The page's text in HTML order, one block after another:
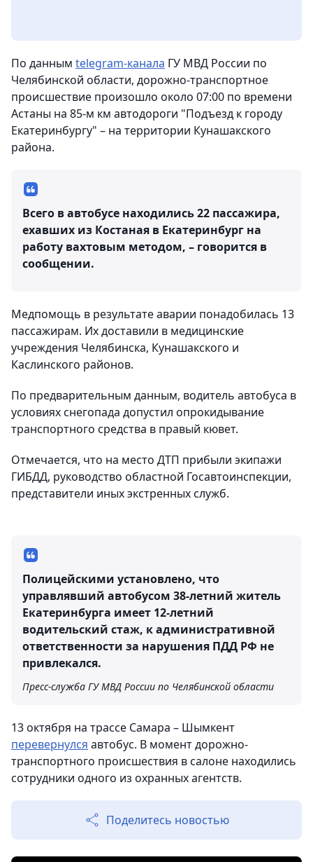
По данным telegram-канала ГУ МВД России по
Челябинской области, дорожно-транспортное
происшествие произошло около 07:00 по времени
Астаны на 85-м км автодороги "Подъезд к городу
Екатеринбургу" – на территории Кунашакского
района.
Всего в автобусе находились 22 пассажира,
ехавших из Костаная в Екатеринбург на
работу вахтовым методом, – говорится в
сообщении.
Медпомощь в результате аварии понадобилась 13
пассажирам. Их доставили в медицинские
учреждения Челябинска, Кунашакского и
Каслинского районов.
По предварительным данным, водитель автобуса в
условиях снегопада допустил опрокидывание
транспортного средства в правый кювет.
Отмечается, что на место ДТП прибыли экипажи
ГИБДД, руководство областной Госавтоинспекции,
представители иных экстренных служб.
Полицейскими установлено, что
управлявший автобусом 38-летний житель
Екатеринбурга имеет 12-летний
водительский стаж, к административной
ответственности за нарушения ПДД РФ не
привлекался.
Пресс-служба ГУ МВД России по Челябинской области
13 октября на трассе Самара – Шымкент
перевернулся автобус. В момент дорожно-
транспортного происшествия в салоне находились
сотрудники одного из охранных агентств.
Поделитесь новостью